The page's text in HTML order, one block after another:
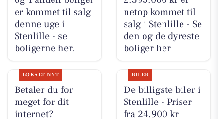
er kommet til salg
denne uge i
Stenlille - se
boligerne her.
netop kommet til
salg i Stenlille - Se
den og de dyreste
boliger her
LOKALT NYT
Betaler du for
meget for dit
internet?
BILER
De billigste biler i
Stenlille - Priser
fra 24.900 kr